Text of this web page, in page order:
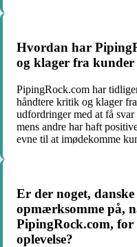
Hvordan har
og klager fra
PipingRock.com har
håndtere kritik og klager
udfordringer med at få
mens andre har haft
evne til at imødekomme
Er der noget,
opmærksomme på,
PipingRock.com,
oplevelse?